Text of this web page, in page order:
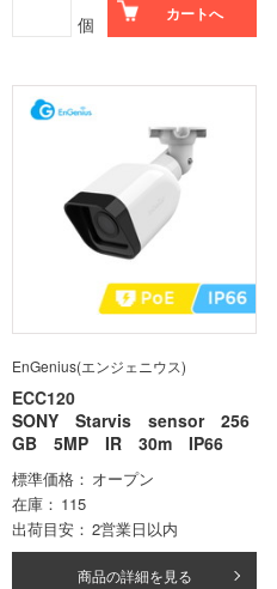
個 カートへ
EnGenius(エンジェニウス)
ECC120
SONY Starvis sensor 256
GB 5MP IR 30m IP66
標準価格
オープン
在庫
115
出荷目安
2営業日以内
商品の詳細を見る